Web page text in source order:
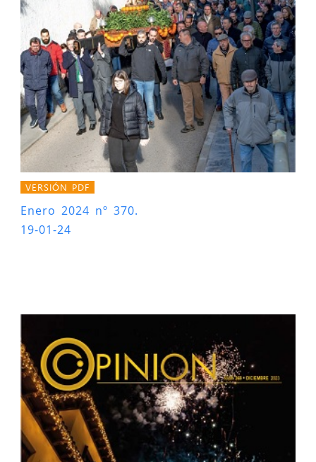
VERSIÓN PDF
Enero 2024 nº 370.
19-01-24